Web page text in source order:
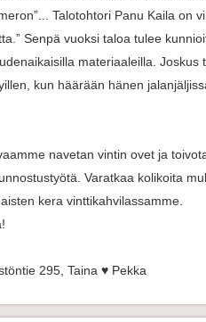
Talotohtori Panu Kaila on
Senpä vuoksi taloa tulee
materiaaleilla.
kun häärään hänen
navetan vintin ovet ja
Varatkaa kolikoita
kera vinttikahvilassamme.
295, Taina ♥ Pekka